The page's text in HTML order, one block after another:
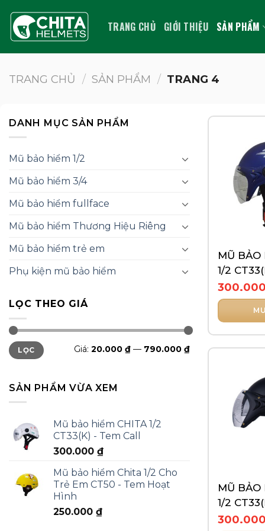
qua
nội
dung
TRANG CHỦ GIỚI THIỆU SẢN PHẨM
TRANG CHỦ / SẢN PHẨM / TRANG 4
DANH MỤC SẢN PHẨM
Mũ bảo hiểm 1/2
Mũ bảo hiểm 3/4
Mũ bảo hiểm fullface
Mũ bảo hiểm Thương Hiệu Riêng
Mũ bảo hiểm trẻ em
Phụ kiện mũ bảo hiểm
LỌC THEO GIÁ
Giá
thấp
nhất
Giá
cao
nhất
LỌC Giá: 20.000 ₫ — 790.000 ₫
SẢN PHẨM VỪA XEM
Mũ bảo hiểm CHITA 1/2
CT33(K) - Tem Call
300.000 ₫
Mũ bảo hiểm Chita 1/2 Cho
Trẻ Em CT50 - Tem Hoạt
Hình
250.000 ₫
MŨ BẢO
1/2
RACE
300.000
biến
thể.
được
chọn
trên
MŨ BẢO
1/2
TRƠN
300.000